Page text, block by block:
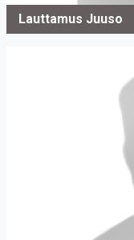
Lauttamus Juuso